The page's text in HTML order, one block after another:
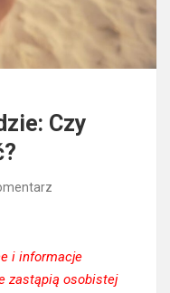
Czy
i informacje
zastąpią osobistej